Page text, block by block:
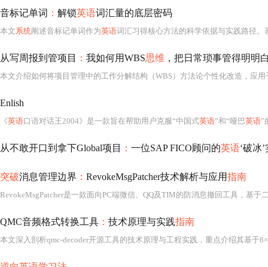
音标记单词 ： 解锁英语词汇量的底层密码
本文系统阐述音标记单词作为英语词汇习得核心方法的科学依据与实践路径。基于大脑语音优先的记忆机制，强调音素—字母—语义三区联动对提升拼读准确率、拼
从写周报到管项目 ： 我如何用WBS思维 ，把日常琐事管得明明
Enlish
《英语口语对话王2004》是一款旨在帮助用户克服“中国式英语”和“哑巴英语”
从不敢开口到拿下Global项目 ： 一位SAP FICO顾问的英语‘破冰
突破消息管理边界 ： RevokeMsgPatcher技术解析与应用指南
QMC音频格式转换工具 ： 技术原理与实践指南